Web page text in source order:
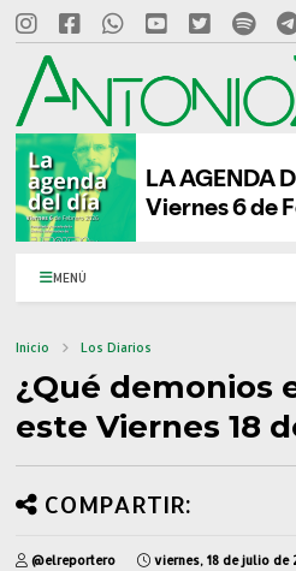
MENÚ
Inicio Los Diarios
¿Qué demonios
este Viernes 18
COMPARTIR:
@elreportero viernes, 18 de julio de